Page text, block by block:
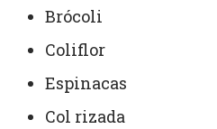
Brócoli
Coliflor
Espinacas
Col rizada